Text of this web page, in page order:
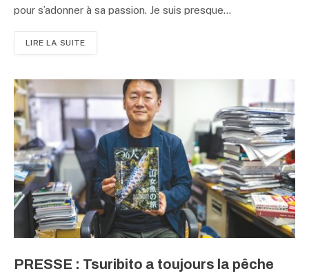
pour s’adonner à sa passion. Je suis presque…
LIRE LA SUITE
PRESSE : Tsuribito a toujours la pêche